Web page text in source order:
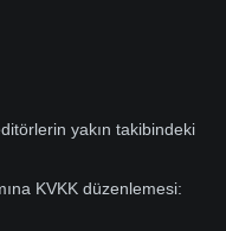
yakın takibindeki
KVKK düzenlemesi: